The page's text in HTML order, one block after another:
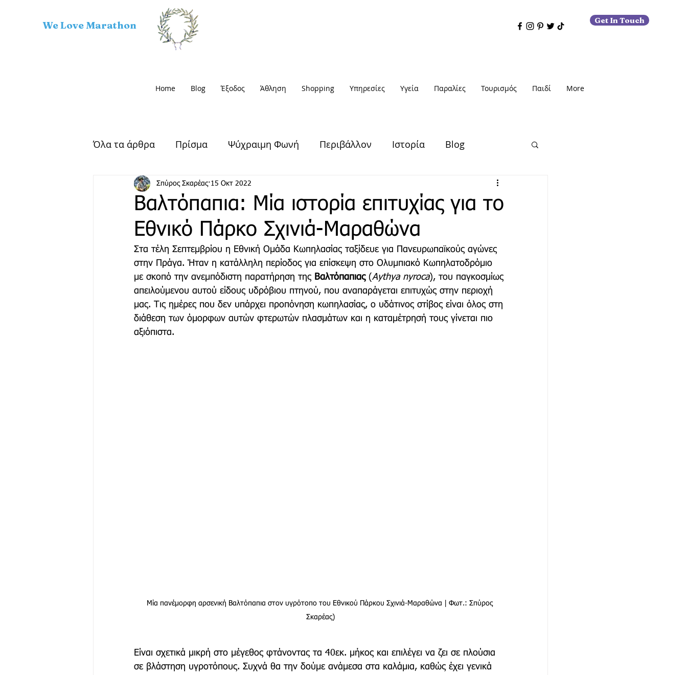
We Love Marathon Get In Touch
Home Blog Έξοδος Άθληση Shopping Υπηρεσίες Υγεία Παραλίες Τουρισμός Παιδί More
Όλα τα άρθρα Πρίσμα Ψύχραιμη Φωνή Περιβάλλον Ιστορία Blog
Αρχαίος Μαραθώνας Υγεία & Ευεξία
Μαραθώνιος Δρόμος Έξοδος Πρόσωπα Αφηγήσεις Νέα / Ειδήσεις
Μόδα & Ομορφιά Θέατρο Deco Παιδί Auto Εκκλησίες Μαραθώνα
Δράσεις Χορηγός Επικοινωνίας Μαραθώνια Μονοπάτια
Βαλτόπαπια: Μία ιστορία επιτυχίας για το
Εθνικό Πάρκο Σχινιά-Μαραθώνα
Σπύρος Σκαρέας 15 Οκτ 2022
Στα τέλη Σεπτεμβρίου η Εθνική Ομάδα Κωπηλασίας ταξίδευε για Πανευρωπαϊκούς αγώνες
στην Πράγα. Ήταν η κατάλληλη περίοδος για επίσκεψη στο Ολυμπιακό Κωπηλατοδρόμιο
με σκοπό την ανεμπόδιστη παρατήρηση της Βαλτόπαπιας (Aythya nyroca), του παγκοσμίως
απειλούμενου αυτού είδους υδρόβιου πτηνού, που αναπαράγεται επιτυχώς στην περιοχή
μας. Τις ημέρες που δεν υπάρχει προπόνηση κωπηλασίας, ο υδάτινος στίβος είναι όλος στη
διάθεση των όμορφων αυτών φτερωτών πλασμάτων και η καταμέτρησή τους γίνεται πιο
αξιόπιστα.
Μία πανέμορφη αρσενική Βαλτόπαπια στον υγρότοπο του Εθνικού Πάρκου Σχινιά-Μαραθώνα | Φωτ.: Σπύρος
Σκαρέας)
Είναι σχετικά μικρή στο μέγεθος φτάνοντας τα 40εκ. μήκος και επιλέγει να ζει σε πλούσια
σε βλάστηση υγροτόπους. Συχνά θα την δούμε ανάμεσα στα καλάμια, καθώς έχει γενικά